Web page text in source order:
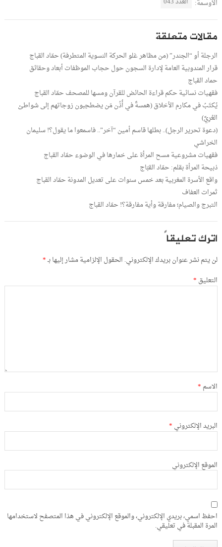
الأوسمة:
مقالات متعلقة
الرجلة أو “الجندر” (من مظاهر غلو الحركة النسوية المتطرفة) حمّاد القباج
قرار المندوبية العامة لإدارة السجون حول حجاب الموظفات أبعاد وحقائق
حماد القباج
فقهيات نسائية حكم قراءة الحائض للقرآن ومسها للمصحف حمّاد القباج
يُكتَبُ في مكارم الأخلاق (همسةٌ في أُذُن مَن يصْطحِبون زوجاتهم إلى شواطئ
العُرِيِّ)
(دعوة تحرير الرجل).. بطلها قاسم أمين “آخر”.. فاسمعوا ما يقول؟! سليمان
الخراشي
فقهيات مشروعية مسح المرأة على خمارها في الوضوء حمّاد القباج
ذبيحة المرأة بقلم: حمّاد القبّاج
واقع الأسرة المغربية بعد خمس سنوات على تعديل المدونة حمّاد القباج
ثمرات العفاف
التبرج والصيام؛ مفارقة وأية مفارقة؟! حمّاد القباج
اترك تعليقاً
لن يتم نشر عنوان بريدك الإلكتروني. الحقول الإلزامية مشار إليها بـ*
التعليق *
الاسم *
البريد الإلكتروني *
الموقع الإلكتروني
احفظ اسمي، بريدي الإلكتروني، والموقع الإلكتروني في هذا المتصفح لاستخدامها
المرة المقبلة في تعليقي.